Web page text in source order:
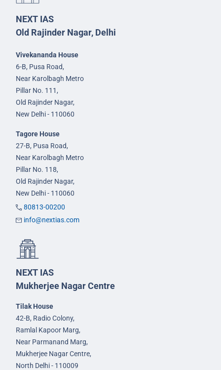
NEXT IAS
Old Rajinder Nagar, Delhi
Vivekananda House
6-B, Pusa Road,
Near Karolbagh Metro
Pillar No. 111,
Old Rajinder Nagar,
New Delhi - 110060
Tagore House
27-B, Pusa Road,
Near Karolbagh Metro
Pillar No. 118,
Old Rajinder Nagar,
New Delhi - 110060
80813-00200
info@nextias.com
NEXT IAS
Mukherjee Nagar Centre
Tilak House
42-B, Radio Colony,
Ramlal Kapoor Marg,
Near Parmanand Marg,
Mukherjee Nagar Centre,
North Delhi - 110009